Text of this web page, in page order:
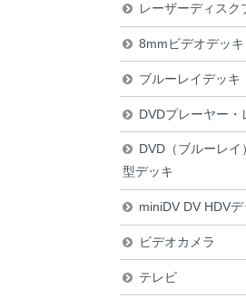
レーザーディスク
8mmビデオデッキ
ブルーレイデッキ
DVDプレーヤー・
DVD（ブルーレイ
型デッキ
miniDV DV HDVデ
ビデオカメラ
テレビ